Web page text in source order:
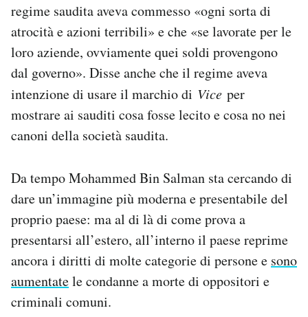
regime saudita aveva commesso «ogni sorta di
atrocità e azioni terribili» e che «se lavorate per le
loro aziende, ovviamente quei soldi provengono
dal governo». Disse anche che il regime aveva
intenzione di usare il marchio di Vice per
mostrare ai sauditi cosa fosse lecito e cosa no nei
canoni della società saudita.
Da tempo Mohammed Bin Salman sta cercando di
dare un’immagine più moderna e presentabile del
proprio paese: ma al di là di come prova a
presentarsi all’estero, all’interno il paese reprime
ancora i diritti di molte categorie di persone e sono
aumentatele condanne a morte di oppositori e
criminali comuni.